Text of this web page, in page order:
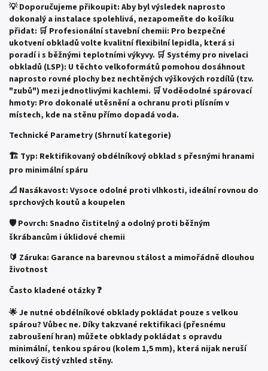
💡 Doporučujeme přikoupit: Aby byl výsledek naprosto
dokonalý a instalace spolehlivá, nezapomeňte do košíku
přidat: 🛒 Profesionální stavební chemii: Pro bezpečné
ukotvení obkladů volte kvalitní flexibilní lepidla, která si
poradí i s běžnými teplotními výkyvy. 🛒 Systémy pro nivelaci
obkladů (LSP): U těchto velkoformátů pomohou dosáhnout
naprosto rovné plochy bez nechtěných výškových rozdílů (tzv.
"zubů") mezi jednotlivými kachlemi. 🛒 Voděodolné spárovací
hmoty: Pro dokonalé utěsnění a ochranu proti plísním v
místech, kde na stěnu přímo dopadá voda.
Technické Parametry (Shrnutí kategorie)
🏗️ Typ: Rektifikovaný obdélníkový obklad s přesnými hranami
pro minimální spáru
📐 Nasákavost: Vysoce odolné proti vlhkosti, ideální rovnou do
sprchových koutů a koupelen
🛡️ Povrch: Snadno čistitelný a odolný proti běžným
škrábancům i úklidové chemii
🔰 Záruka: Garance na barevnou stálost a mimořádně dlouhou
životnost
Často kladené otázky ❓
🌟 Je nutné obdélníkové obklady pokládat pouze s velkou
spárou? Vůbec ne. Díky takzvané rektifikaci (přesnému
zabroušení hran) můžete obklady pokládat s opravdu
minimální, tenkou spárou (kolem 1,5 mm), která nijak neruší
celkový čistý vzhled stěny.